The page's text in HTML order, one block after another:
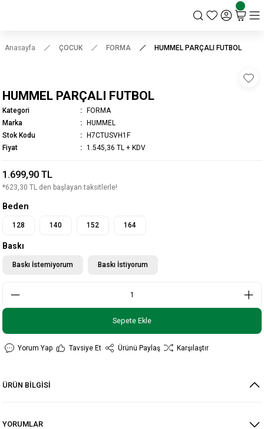
Anasayfa ÇOCUK FORMA HUMMEL PARÇALI FUTBOL
HUMMEL PARÇALI FUTBOL
Kategori
FORMA
Marka
HUMMEL
Stok Kodu
H7CTUSVH1F
Fiyat
1.545,36 TL + KDV
1.699,90 TL
*623,30 TL den başlayan taksitlerle!
Beden
128 140 152 164
Baskı
Baskı İstemiyorum Baskı İstiyorum
Sepete Ekle
Yorum Yap Tavsiye Et Ürünü Paylaş Karşılaştır
ÜRÜN BİLGİSİ
YORUMLAR